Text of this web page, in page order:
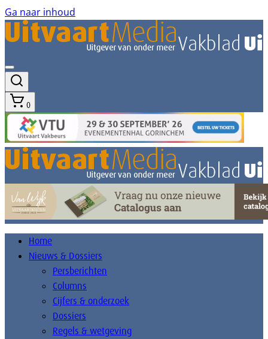
Ga naar inhoud
0
Home
Nieuws & Dossiers
Persberichten
Columns
Cijfers & onderzoek
Dossiers
Regels & wetgeving